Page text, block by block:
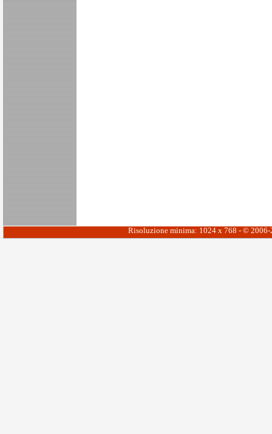
Risoluzione minima: 1024 x 768 - ©